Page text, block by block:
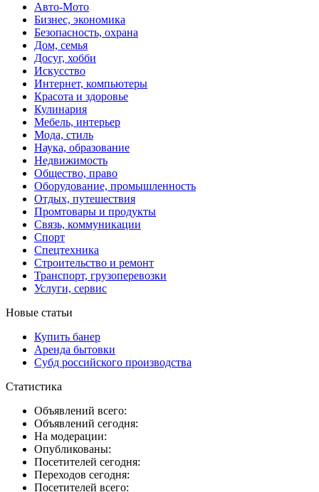
Авто-Мото
Бизнес, экономика
Безопасность, охрана
Дом, семья
Досуг, хобби
Искусство
Интернет, компьютеры
Красота и здоровье
Кулинария
Мебель, интерьер
Мода, стиль
Наука, образование
Недвижимость
Общество, право
Оборудование, промышленность
Отдых, путешествия
Промтовары и продукты
Связь, коммуникации
Спорт
Спецтехника
Строительство и ремонт
Транспорт, грузоперевозки
Услуги, сервис
Новые статьи
Купить банер
Аренда бытовки
Субд российского производства
Статистика
Объявлений всего:
Объявлений сегодня:
На модерации:
Опубликованы:
Посетителей сегодня:
Переходов сегодня:
Посетителей всего: